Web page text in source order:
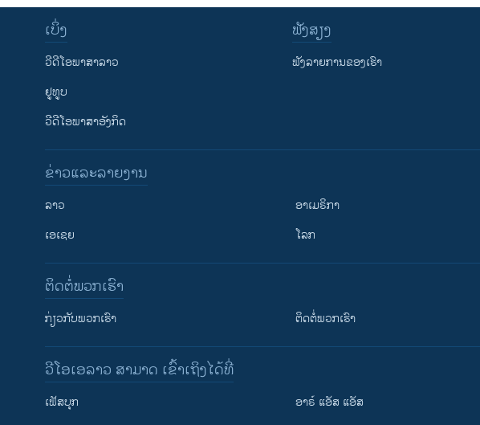
ເບິ່ງ
ວີດີໂອພາສາລາວ
ຢູທູບ
ວີດີໂອພາສາອັງກິດ
ຟັງສຽງ
ຟັງລາຍການຂອງເຮົາ
ຂ່າວແລະລາຍງານ
ລາວ
ເອເຊຍ
ອາເມຣິກາ
ໂລກ
ຕິດຕໍ່ພວກເຮົາ
ກ່ຽວກັບພວກເຮົາ ຕິດຕໍ່ພວກເຮົາ
ວີໂອເອລາວ ສາມາດ ເຂົ້າເຖິງໄດ້ທີ່
ເຟັສບຸກ ອາຣ໌ ແອັສ ແອັສ